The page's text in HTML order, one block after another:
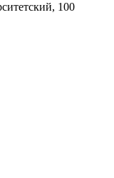
100